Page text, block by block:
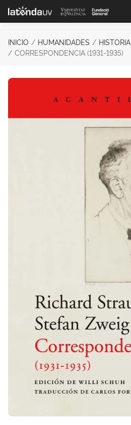
Saltar al contenido principal
INICIO HUMANIDADES
HISTORIA
CORRESPONDENCIA (1931-1935)